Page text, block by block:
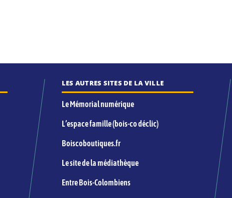
LES AUTRES SITES DE LA VILLE
Le Mémorial numérique
L’espace famille (bois-co déclic)
Boiscoboutiques.fr
Le site de la médiathèque
Entre Bois-Colombiens